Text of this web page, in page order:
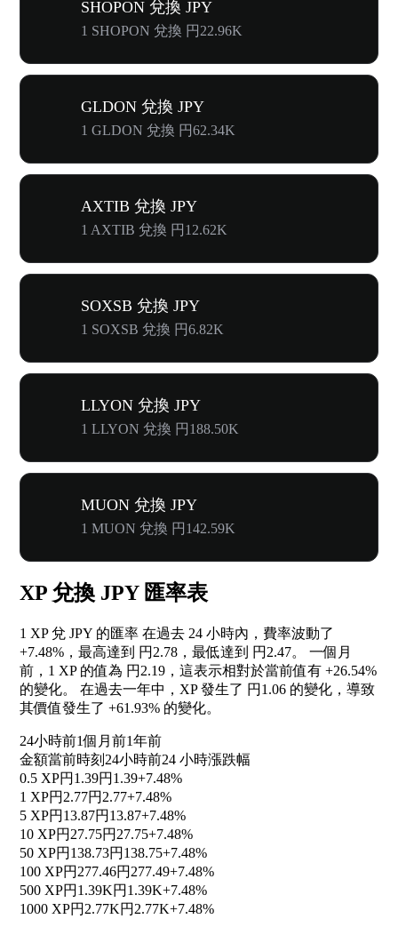
SHOPON 兌換 JPY
1 SHOPON 兌換 円22.96K
GLDON 兌換 JPY
1 GLDON 兌換 円62.34K
AXTIB 兌換 JPY
1 AXTIB 兌換 円12.62K
SOXSB 兌換 JPY
1 SOXSB 兌換 円6.82K
LLYON 兌換 JPY
1 LLYON 兌換 円188.50K
MUON 兌換 JPY
1 MUON 兌換 円142.59K
XP 兌換 JPY 匯率表
1 XP 兌 JPY 的匯率 在過去 24 小時內，費率波動了
+7.48% ，最高達到 円2.78，最低達到 円2.47。 一個月
前，1 XP 的值為 円2.19，這表示相對於當前值有 +26.54%
的變化。 在過去一年中，XP 發生了 円1.06 的變化，導致
其價值發生了 +61.93% 的變化。
24小時前1個月前1年前
金額當前時刻 24小時前24 小時漲跌幅
0.5 XP円1.39円1.39+7.48%
1 XP円2.77円2.77+7.48%
5 XP円13.87円13.87+7.48%
10 XP円27.75円27.75+7.48%
50 XP円138.73円138.75+7.48%
100 XP円277.46円277.49+7.48%
500 XP円1.39K円1.39K+7.48%
1000 XP円2.77K円2.77K+7.48%